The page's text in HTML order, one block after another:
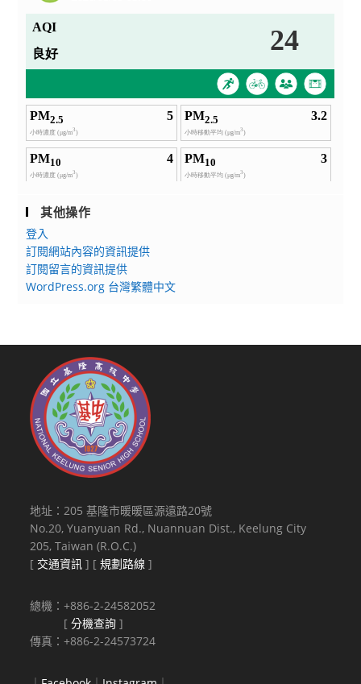
其他操作
登入
訂閱網站內容的資訊提供
訂閱留言的資訊提供
WordPress.org 台灣繁體中文
地址：205 基隆市暖暖區源遠路20號
No.20, Yuanyuan Rd., Nuannuan Dist., Keelung City
205, Taiwan (R.O.C.)
[ 交通資訊 ] [規劃路線 ]
總機：+886-2-24582052
[分機查詢 ]
傳真：+886-2-24573724